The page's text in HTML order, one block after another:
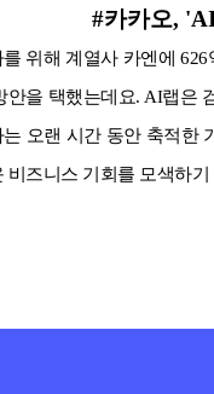
#카카오,
위해 계열사 카엔에
안을 택했는데요. AI랩은
오랜 시간 동안 축적한
비즈니스 기회를 모색하